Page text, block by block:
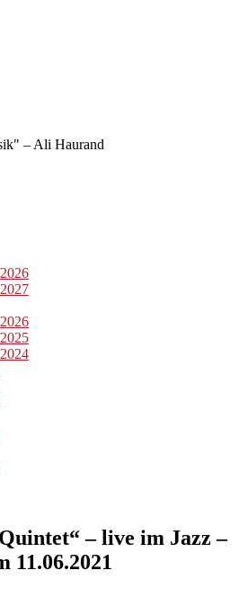
– Ali Haurand
– live im Jazz –
11.06.2021